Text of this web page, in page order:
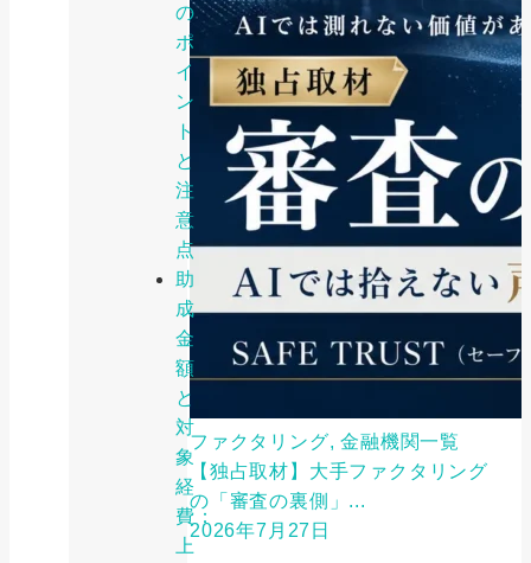
の
ポ
イ
ン
ト
と
注
意
点
助
成
金
額
と
対
象
経
費：
上
ファクタリング, 金融機関一覧
【独占取材】大手ファクタリング
の「審査の裏側」...
2026年7月27日